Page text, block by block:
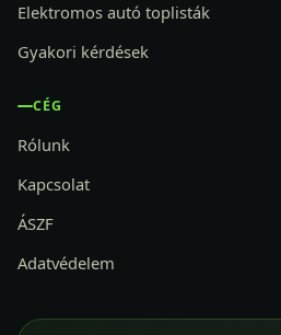
Elektromos autó toplisták
Gyakori kérdések
CÉG
Rólunk
Kapcsolat
ÁSZF
Adatvédelem